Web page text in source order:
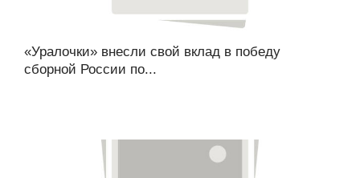
«Уралочки» внесли свой вклад в победу
сборной России по...